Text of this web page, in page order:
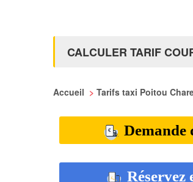
CALCULER TARIF
Accueil > Tarifs taxi Poitou
Demande
Réservez